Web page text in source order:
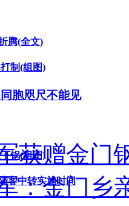
腾(全文)
制(组图)
胞咫尺不能见
锅(组图)
客中转实施时间
获赠金门
：金门乡